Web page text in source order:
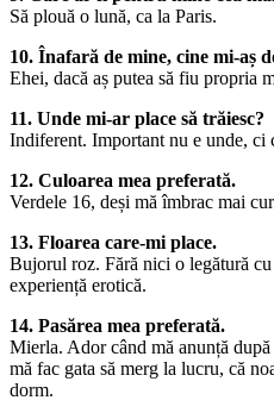
Să plouă o lună, ca la Paris.
10. Înafară de mine, cine mi-aș
Ehei, dacă aș putea să fiu propria
11. Unde mi-ar place să trăiesc?
Indiferent. Important nu e unde, ci
12. Culoarea mea preferată.
Verdele 16, deși mă îmbrac mai
13. Floarea care-mi place.
Bujorul roz. Fără nici o legătură
experiență erotică.
14. Pasărea mea preferată.
Mierla. Ador când mă anunță
mă fac gata să merg la lucru, că
dorm.